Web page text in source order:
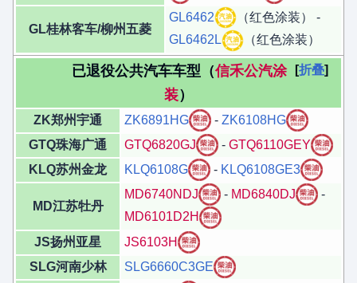
GL桂林客车/柳州五菱
GL6462
（红色涂装） -
GL6462L
（红色涂装）
折叠
已退役公共汽车车型（信禾公汽涂
装）
ZK郑州宇通 ZK6891HG - ZK6108HG
GTQ珠海广通
GTQ6820GJ - GTQ6110GEY
KLQ苏州金龙
KLQ6108G - KLQ6108GE3
MD江苏牡丹
MD6740NDJ - MD6840DJ
-
MD6101D2H
JS扬州亚星
JS6103H
SLG河南少林
SLG6660C3GE